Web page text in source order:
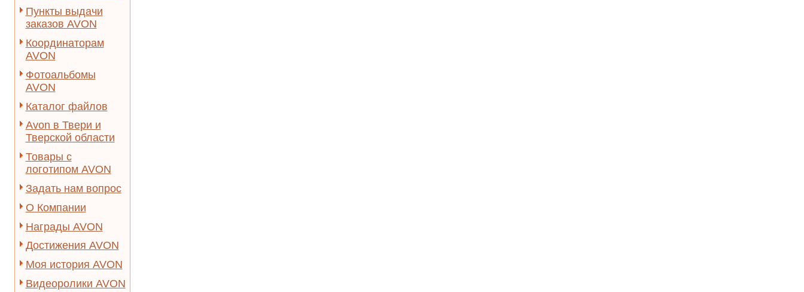
Пункты выдачи
заказов AVON
Координаторам
AVON
Фотоальбомы
AVON
Каталог файлов
Avon в Твери и
Тверской области
Товары с
логотипом AVON
Задать нам вопрос
О Компании
Награды AVON
Достижения AVON
Моя история AVON
Видеоролики AVON